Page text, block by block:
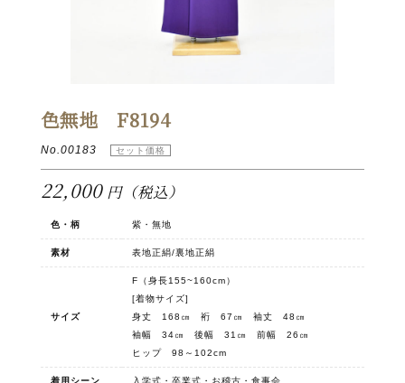
色無地 F8194
No.00183
22,000円（税込）
色・柄 紫・無地
素材 表地正絹/裏地正絹
サイズ
F（身長155~160cm）
[着物サイズ]
身丈 168㎝ 裄 67㎝ 袖丈 48㎝
袖幅 34㎝ 後幅 31㎝ 前幅 26㎝
ヒップ 98～102cm
着用シーン 入学式・卒業式・お稽古・食事会